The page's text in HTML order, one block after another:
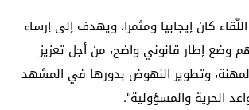
كان إيجابيا ومثمرا، ويهدف إلى إرساء
وضع إطار قانوني واضح، من أجل تعزيز
المهنة، وتطوير النهوض بدورها في المشهد
الحرية والمسؤولية".